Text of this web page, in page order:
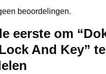
beoordelingen.
eerste om
And Key” te